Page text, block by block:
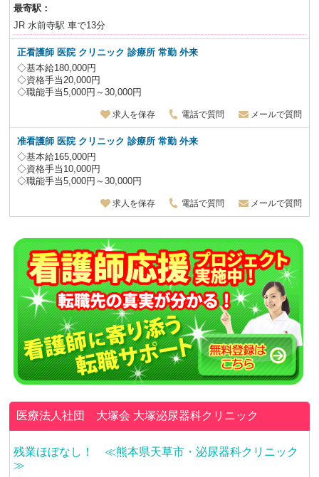
最寄駅：
JR 水前寺駅 車で13分
正看護師 医院 クリニック 診療所 常勤 外来
◇基本給180,000円
◇資格手当20,000円
◇職能手当5,000円～30,000円
求人を保存 電話で質問 メールで質問
准看護師 医院 クリニック 診療所 常勤 外来
◇基本給165,000円
◇資格手当10,000円
◇職能手当5,000円～30,000円
求人を保存 電話で質問 メールで質問
医療法人社団 大塚会 大塚泌尿器科クリニック
残業ほぼなし！ ≪熊本県天草市・泌尿器科クリニック
≫